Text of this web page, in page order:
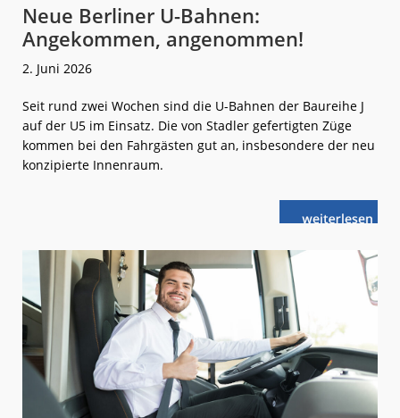
Neue Berliner U-Bahnen:
Angekommen, angenommen!
2. Juni 2026
Seit rund zwei Wochen sind die U-Bahnen der Baureihe J
auf der U5 im Einsatz. Die von Stadler gefertigten Züge
kommen bei den Fahrgästen gut an, insbesondere der neu
konzipierte Innenraum.
weiterlese
nNeue
Bahnen:
Angekommen,
angenommen!